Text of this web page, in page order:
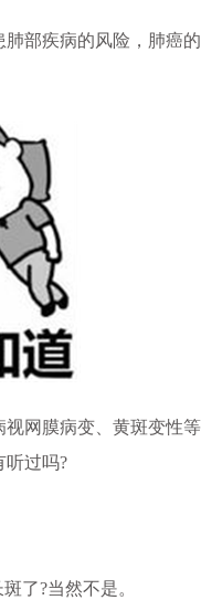
部疾病的风险，肺癌
膜病变、黄斑变性等
听过吗?
了?当然不是。